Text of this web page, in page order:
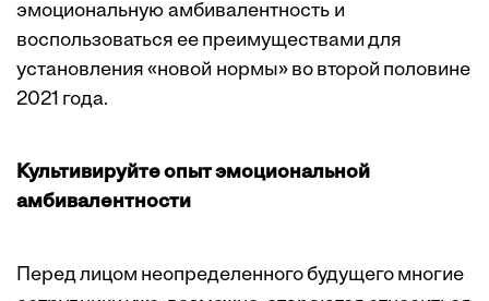
эмоциональную амбивалентность и
воспользоваться ее преимуществами для
установления «новой нормы» во второй половине
2021 года.
Культивируйте опыт эмоциональной
амбивалентности
Перед лицом неопределенного будущего многие